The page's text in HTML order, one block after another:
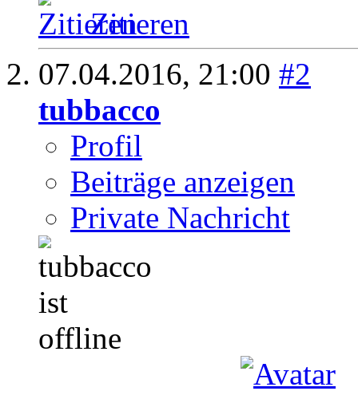
Zitieren
07.04.2016, 21:00 #2
tubbacco
Profil
Beiträge anzeigen
Private Nachricht